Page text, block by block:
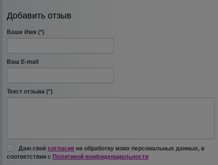
Добавить отзыв
Ваше Имя (*)
Ваш E-mail
Текст отзыва (*)
Даю своёсогласие на обработку моих персональных данных, в
соответствии с Политикой конфиденциальности